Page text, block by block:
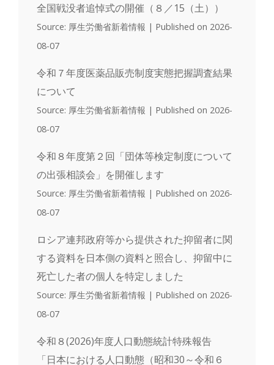
全国戦没者追悼式の開催（８／15（土））
Source: 厚生労働省新着情報
Published on 2026-
08-07
令和７年度医薬品販売制度実態把握調査結果
について
Source: 厚生労働省新着情報
Published on 2026-
08-07
令和８年度第２回「団体等検定制度について
の出張相談会」を開催します
Source: 厚生労働省新着情報
Published on 2026-
08-07
ロシア連邦政府等から提供された抑留者に関
する資料を日本側の資料と照合し、抑留中に
死亡した者の個人を特定しました
Source: 厚生労働省新着情報
Published on 2026-
08-07
令和８(2026)年度人口動態統計特殊報告
「日本における人口動態（昭和30～令和６